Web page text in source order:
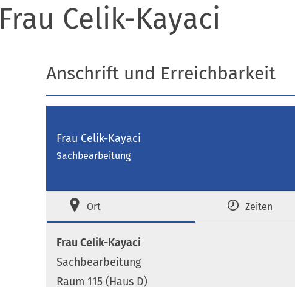
Frau Celik-Kayaci
Anschrift und Erreichbarkeit
Frau Celik-Kayaci
Sachbearbeitung
Ort Zeiten
Frau Celik-Kayaci
Sachbearbeitung
Raum 115 (Haus D)